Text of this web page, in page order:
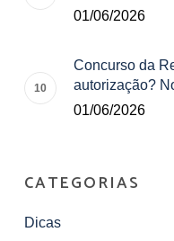
01/06/2026
Concurso da
autorização?
01/06/2026
CATEGORIAS
Dicas